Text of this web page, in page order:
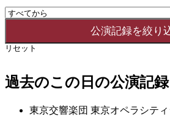
リセット
過去のこの日の公演記録
東京交響楽団 東京オペラシティ